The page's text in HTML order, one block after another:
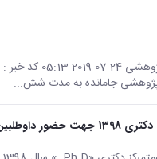
پژوهشی جامانده به مدت شش...